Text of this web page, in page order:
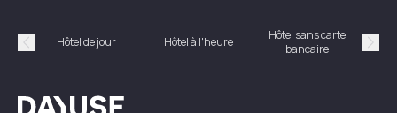
Précédent
Hôtel de jour Hôtel à l'heure
Hôtel sans carte
bancaire
Dayuse